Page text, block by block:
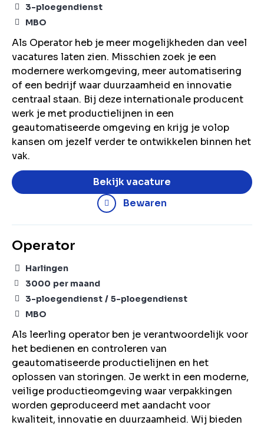
3-ploegendienst
MBO
Als Operator heb je meer mogelijkheden dan veel
vacatures laten zien. Misschien zoek je een
modernere werkomgeving, meer automatisering
of een bedrijf waar duurzaamheid en innovatie
centraal staan. Bij deze internationale producent
werk je met productielijnen in een
geautomatiseerde omgeving en krijg je volop
kansen om jezelf verder te ontwikkelen binnen het
vak.
Bekijk vacature
Bewaren
Operator
Harlingen
3000 per maand
3-ploegendienst
5-ploegendienst
MBO
Als leerling operator ben je verantwoordelijk voor
het bedienen en controleren van
geautomatiseerde productielijnen en het
oplossen van storingen. Je werkt in een moderne,
veilige productieomgeving waar verpakkingen
worden geproduceerd met aandacht voor
kwaliteit, innovatie en duurzaamheid. Wij bieden